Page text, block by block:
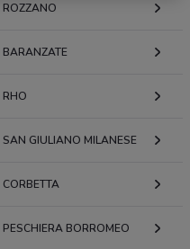
ROZZANO
BARANZATE
RHO
SAN GIULIANO MILANESE
CORBETTA
PESCHIERA BORROMEO